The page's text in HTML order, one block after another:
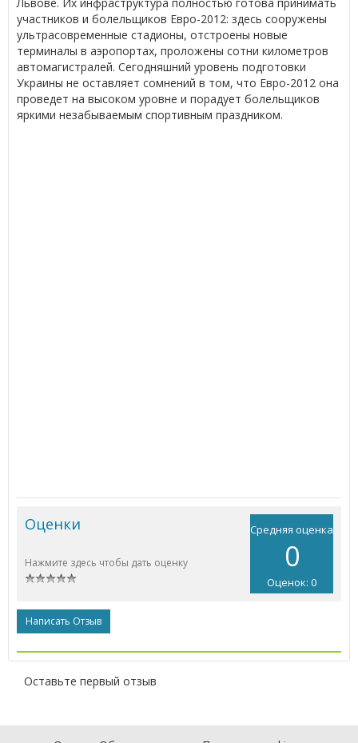
участников и болельщиков Евро-2012: здесь сооружены
ультрасовременные стадионы, отстроены новые
терминалы в аэропортах, проложены сотни километров
автомагистралей. Сегодняшний уровень подготовки
Украины не оставляет сомнений в том, что Евро-2012 она
проведет на высоком уровне и порадует болельщиков
яркими незабываемым спортивным праздником.
Средняя оценка
0
Оценок: 0
Оценки
Нажмите здесь чтобы дать оценку
Написать Отзыв
Оставьте первый отзыв